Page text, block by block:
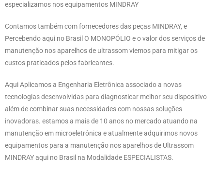
especializamos nos equipamentos MINDRAY
Contamos também com fornecedores das peças MINDRAY, e
Percebendo aqui no Brasil O MONOPÓLIO e o valor dos serviços de
manutenção nos aparelhos de ultrassom viemos para mitigar os
custos praticados pelos fabricantes.
Aqui Aplicamos a Engenharia Eletrônica associado a novas
tecnologias desenvolvidas para diagnosticar melhor seu dispositivo
além de combinar suas necessidades com nossas soluções
inovadoras. estamos a mais de 10 anos no mercado atuando na
manutenção em microeletrônica e atualmente adquirimos novos
equipamentos para a manutenção nos aparelhos de Ultrassom
MINDRAY aqui no Brasil na Modalidade ESPECIALISTAS.